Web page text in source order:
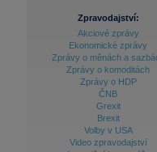
Zpravodajství:
Akciové zprávy
Ekonomické zprávy
Zprávy o měnách a
Zprávy o komoditách
Zprávy o HDP
ČNB
Grexit
Brexit
Volby v USA
Video zpravodajství